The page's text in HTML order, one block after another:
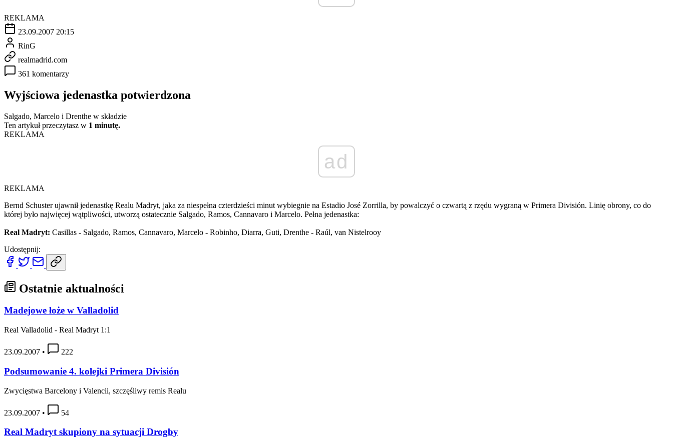
REKLAMA
23.09.2007 20:15
RinG
realmadrid.com
361 komentarzy
Wyjściowa jedenastka potwierdzona
Salgado, Marcelo i Drenthe w składzie
Ten artykuł przeczytasz w 1 minutę.
REKLAMA
ad
REKLAMA
Bernd Schuster ujawnił jedenastkę Realu Madryt, jaka za niespełna czterdzieści minut wybiegnie na Estadio José Zorrilla, by powalczyć o czwartą z rzędu wygraną w Primera División. Linię obrony, co do
której było najwięcej wątpliwości, utworzą ostatecznie Salgado, Ramos, Cannavaro i Marcelo. Pełna jedenastka:
Real Madryt: Casillas - Salgado, Ramos, Cannavaro, Marcelo - Robinho, Diarra, Guti, Drenthe - Raúl, van Nistelrooy
Udostępnij:
Ostatnie aktualności
Madejowe łoże w Valladolid
Real Valladolid - Real Madryt 1:1
23.09.2007 • 222
Podsumowanie 4. kolejki Primera División
Zwycięstwa Barcelony i Valencii, szczęśliwy remis Realu
23.09.2007 • 54
Real Madryt skupiony na sytuacji Drogby